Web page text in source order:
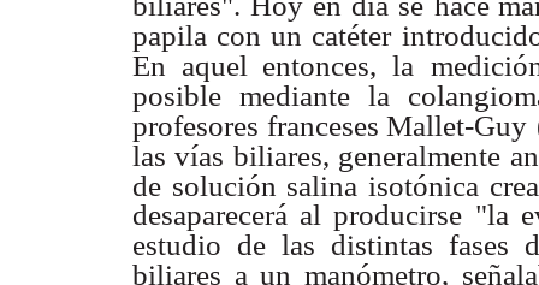
papila con un catéter
En aquel entonces, la
posible mediante la
profesores franceses Mallet-Guy
las vías biliares, generalmente
de solución salina isotónica
desaparecerá al producirse "la
estudio de las distintas fases
biliares a un manómetro,